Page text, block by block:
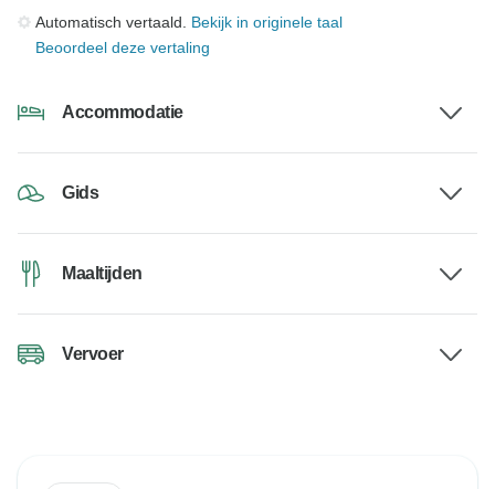
Automatisch vertaald. Bekijk in originele taal
Beoordeel deze vertaling
Accommodatie
Gids
Maaltijden
Vervoer